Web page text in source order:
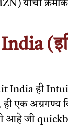
यांचा क्रमांक
India ही
एक अग्रगण्य
आहे जी